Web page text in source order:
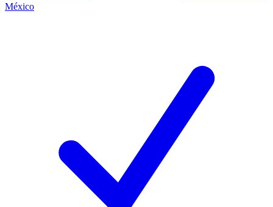
México